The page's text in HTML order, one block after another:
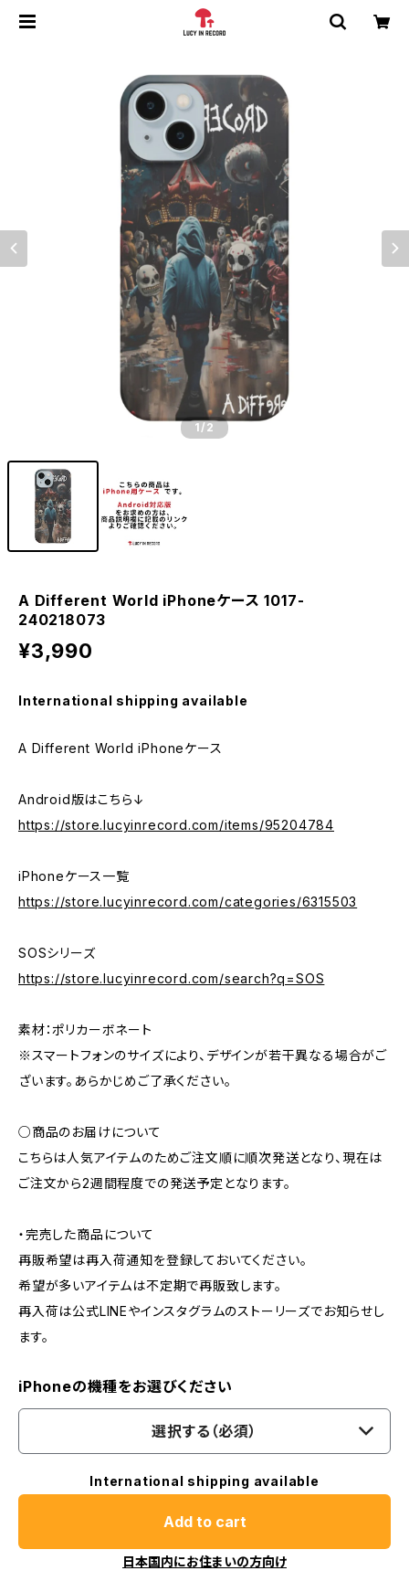
1 /2
A Different World iPhoneケース 1017-
240218073
¥3,990
International shipping available
A Different World iPhoneケース
Android版はこちら↓
https://store.lucyinrecord.com/items/95204784
iPhoneケース一覧
https://store.lucyinrecord.com/categories/6315503
SOSシリーズ
https://store.lucyinrecord.com/search?q=SOS
素材：ポリカーボネート
※スマートフォンのサイズにより、デザインが若干異なる場合がご
ざいます。あらかじめご了承ください。
○商品のお届けについて
こちらは人気アイテムのためご注文順に順次発送となり、現在は
ご注文から2週間程度での発送予定となります。
・完売した商品について
再販希望は再入荷通知を登録しておいてください。
希望が多いアイテムは不定期で再販致します。
再入荷は公式LINEやインスタグラムのストーリーズでお知らせし
ます。
iPhoneの機種をお選びください
選択する（必須）
International shipping available
Add to cart
日本国内にお住まいの方向け